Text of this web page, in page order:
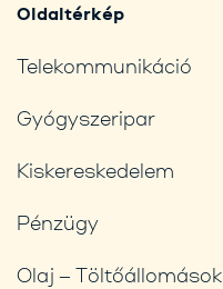
Oldaltérkép
Telekommunikáció
Gyógyszeripar
Kiskereskedelem
Pénzügy
Olaj – Töltőállomások